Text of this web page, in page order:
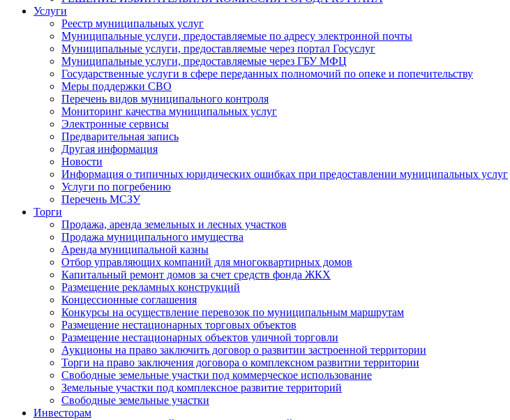
Услуги
Реестр муниципальных услуг
Муниципальные услуги, предоставляемые по адресу электронной почты
Муниципальные услуги, предоставляемые через портал Госуслуг
Муниципальные услуги, предоставляемые через ГБУ МФЦ
Государственные услуги в сфере переданных полномочий по опеке и попечительству
Меры поддержки СВО
Перечень видов муниципального контроля
Мониторинг качества муниципальных услуг
Электронные сервисы
Предварительная запись
Другая информация
Новости
Информация о типичных юридических ошибках при предоставлении муниципальных услуг
Услуги по погребению
Перечень МСЗУ
Торги
Продажа, аренда земельных и лесных участков
Продажа муниципального имущества
Аренда муниципальной казны
Отбор управляющих компаний для многоквартирных домов
Капитальный ремонт домов за счет средств фонда ЖКХ
Размещение рекламных конструкций
Концессионные соглашения
Конкурсы на осуществление перевозок по муниципальным маршрутам
Размещение нестационарных торговых объектов
Размещение нестационарных объектов уличной торговли
Аукционы на право заключить договор о развитии застроенной территории
Торги на право заключения договора о комплексном развитии территории
Свободные земельные участки под коммерческое использование
Земельные участки под комплексное развитие территорий
Свободные земельные участки
Инвесторам